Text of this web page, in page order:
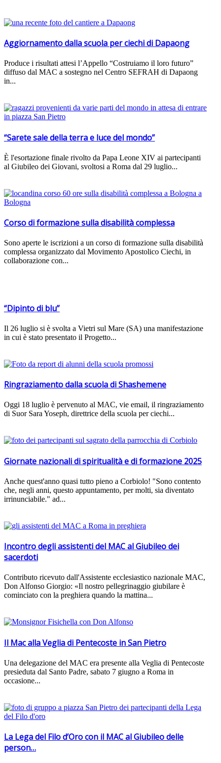
Aggiornamento dalla scuola per ciechi di Dapaong
Produce i risultati attesi l’Appello “Costruiamo il loro futuro”
diffuso dal MAC a sostegno nel Centro SEFRAH di Dapaong
in...
“Sarete sale della terra e luce del mondo”
È l'esortazione finale rivolto da Papa Leone XIV ai partecipanti
al Giubileo dei Giovani, svoltosi a Roma dal 29 luglio...
Corso di formazione sulla disabilità complessa
Sono aperte le iscrizioni a un corso di formazione sulla disabilità
complessa organizzato dal Movimento Apostolico Ciechi, in
collaborazione con...
“Dipinto di blu”
Il 26 luglio si è svolta a Vietri sul Mare (SA) una manifestazione
in cui è stato presentato il Progetto...
Ringraziamento dalla scuola di Shashemene
Oggi 18 luglio è pervenuto al MAC, vie email, il ringraziamento
di Suor Sara Yoseph, direttrice della scuola per ciechi...
Giornate nazionali di spiritualità e di formazione 2025
Anche quest'anno quasi tutto pieno a Corbiolo! "Sono contento
che, negli anni, questo appuntamento, per molti, sia diventato
irrinunciabile." ad...
Incontro degli assistenti del MAC al Giubileo dei
sacerdoti
Contributo ricevuto dall'Assistente ecclesiastico nazionale MAC,
Don Alfonso Giorgio: «Il nostro pellegrinaggio giubilare è
cominciato con la preghiera quando la mattina...
Il Mac alla Veglia di Pentecoste in San Pietro
Una delegazione del MAC era presente alla Veglia di Pentecoste
presieduta dal Santo Padre, sabato 7 giugno a Roma in
occasione...
La Lega del Filo d’Oro con il MAC al Giubileo delle
person…